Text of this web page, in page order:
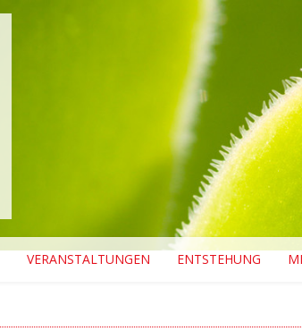
VERANSTALTUNGEN ENTSTEHUNG